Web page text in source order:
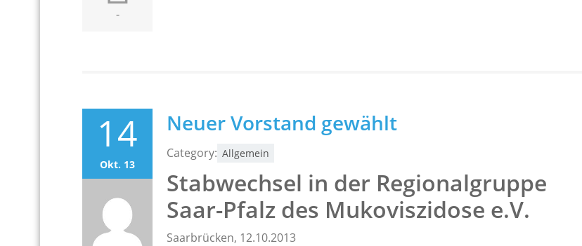
-
14
Okt. 13
Neuer Vorstand gewählt
Category: Allgemein
Stabwechsel in der Regionalgruppe
Saar-Pfalz des Mukoviszidose e.V.
Saarbrücken, 12.10.2013